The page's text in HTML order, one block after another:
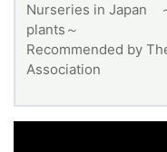
Nurseries in Japan
plants～
Recommended by
Association